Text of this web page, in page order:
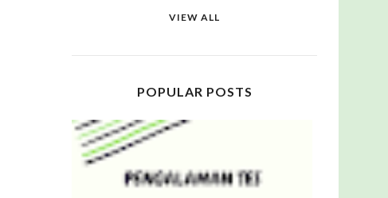
VIEW ALL
POPULAR POSTS